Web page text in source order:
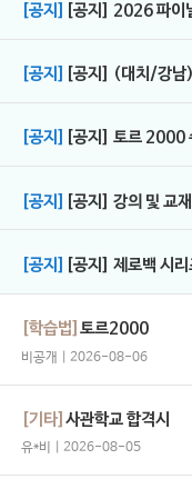
[공지] [공지] 2026 파이
[공지] [공지] (대치/강
[공지] [공지] 토르 2000
[공지] [공지] 강의 및 교
[공지] [공지] 제로백 시
[학습법]토르2000
비공개 | 2026-08-06
[기타]사관학교 합격시
유*비 | 2026-08-05